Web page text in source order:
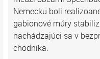
Nemecku boli
gabionové múry
nachádzajúci sa v
chodníka.